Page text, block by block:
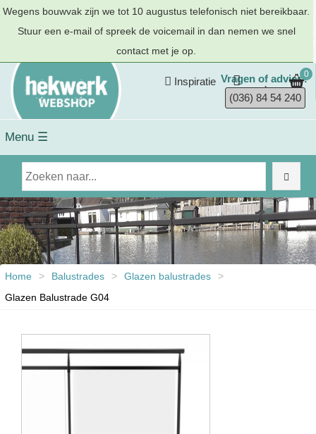
Wegens bouwvak zijn we tot 10 augustus telefonisch niet bereikbaar.
Stuur een e-mail of spreek de voicemail in dan nemen we snel
contact met je op.
Vragen of advies?
(036) 84 54 240
Menu ☰
Inspiratie
0
Home > Balustrades > Glazen balustrades
>
Glazen Balustrade G04